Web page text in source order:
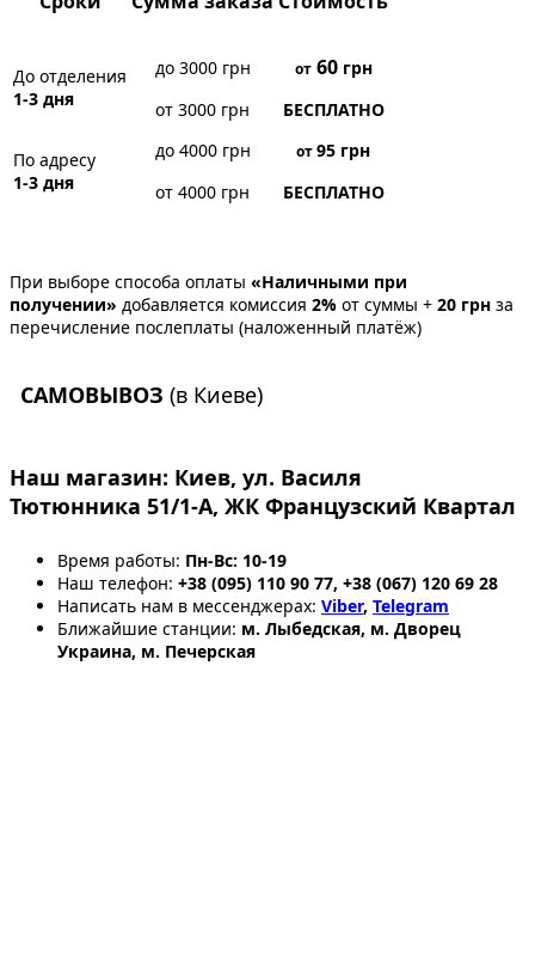
До отделения
1-3 дня
до 3000 грн от60грн
от 3000 грн
БЕСПЛАТНО
По адресу
1-3 дня
до 4000 грн от95 грн
от 4000 грн
БЕСПЛАТНО
При выборе способа оплаты «Наличными при
получении» добавляется комиссия 2% от суммы + 20 грн за
перечисление послеплаты (наложенный платёж)
САМОВЫВОЗ (в Киеве)
Наш магазин: Киев, ул. Василя
Тютюнника 51/1-А, ЖК Французский Квартал
Время работы: Пн-Вс: 10-19
Наш телефон: +38 (095) 110 90 77, +38 (067) 120 69 28
Написать нам в мессенджерах: Viber, Telegram
Ближайшие станции: м. Лыбедская, м. Дворец
Украина, м. Печерская